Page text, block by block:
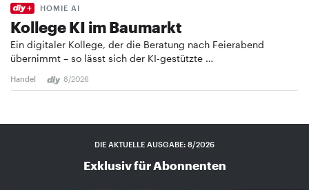
HOMIE AI
Kollege KI im Baumarkt
Ein digitaler Kollege, der die Beratung nach Feierabend
übernimmt – so lässt sich der KI-gestützte …
Handel 8/2026
DIE AKTUELLE AUSGABE: 8/2026
Exklusiv für Abonnenten